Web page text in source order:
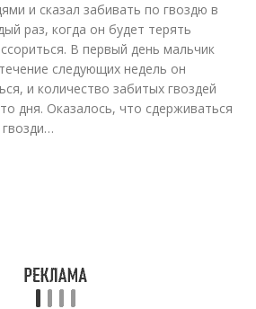
и сказал забивать по гвоздю в
раз, когда он будет терять
В первый день мальчик
следующих недель он
и количество забитых гвоздей
дня. Оказалось, что сдерживаться